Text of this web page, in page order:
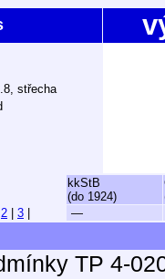
střecha
kkStB
(do 1924)
2 3 —
TP 4-